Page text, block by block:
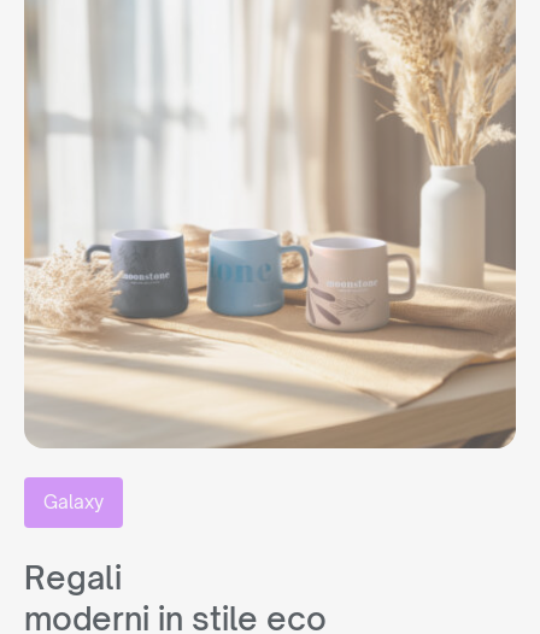
Galaxy
Regali
moderni in stile eco